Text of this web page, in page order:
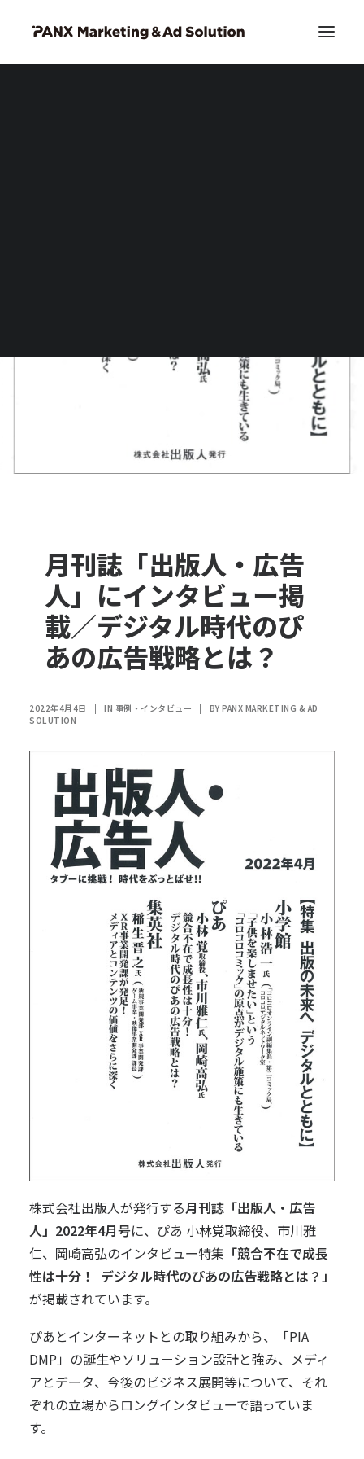
月刊誌「出版人・広告
人」にインタビュー掲
載／デジタル時代のぴ
あの広告戦略とは？
2022年4月4日 | IN 事例・インタビュー | BY PANX MARKETING & AD
SOLUTION
株式会社出版人が発行する月刊誌「出版人・広告
人」2022年4月号に、ぴあ 小林覚取締役、 市川雅
仁、 岡崎高弘のインタビュー特集 「競合不在で成長
性は十分！ デジタル時代のぴあの広告戦略とは？」
が掲載されています。
ぴあとインターネットとの取り組みから、「PIA
DMP」の誕生やソリューション設計と強み、メディ
アとデータ、今後のビジネス展開等について、それ
ぞれの立場からロングインタビューで語っていま
す。